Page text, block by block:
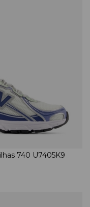
740 U7405K9